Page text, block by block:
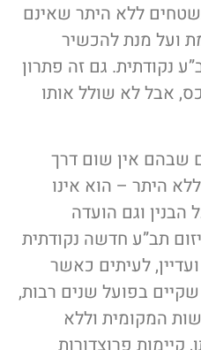
ללא היתר שאינם
ועל מנת להכשיר
נקודתית. גם זה פתרון
אבל לא שולל אותו
שבהם אין שום דרך
היתר – הוא אינו
וגם הועדה
תב”ע חדשה נקודתית
לעיתים כאשר
בפועל שנים רבות,
המקומית וללא